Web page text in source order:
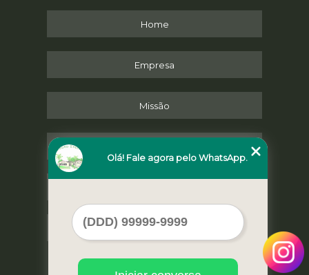
Home
Empresa
Missão
Mapa do site
Olá! Fale agora pelo WhatsApp.